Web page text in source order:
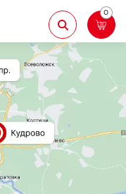
Назад
Aberhof
Adelar
Alfa
AllureFloor
0